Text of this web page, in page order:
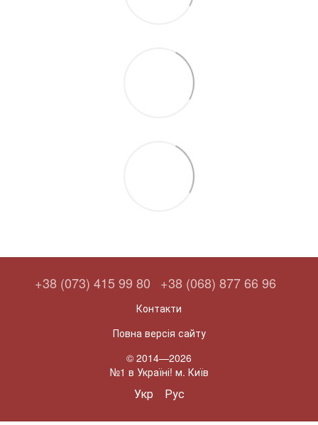
+38 (073) 415 99 80 +38 (068) 877 66 96
Контакти
Повна версія сайту
© 2014—2026
№1 в Україні! м. Київ
Укр Рус